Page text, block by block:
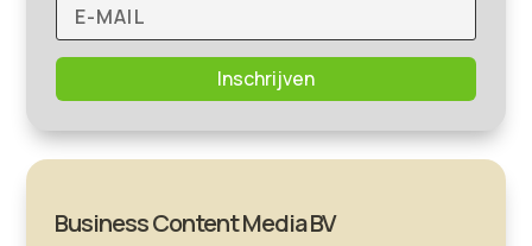
Inschrijven
Business Content Media BV